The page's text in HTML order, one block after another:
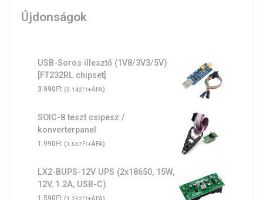
Újdonságok
USB-Soros illesztő (1V8/3V3/5V)
[FT232RL chipset]
3.990Ft (3.142Ft+ÁFA)
SOIC-8 teszt csipesz /
konverterpanel
1.990Ft (1.567Ft+ÁFA)
LX2-BUPS-12V UPS (2x18650, 15W,
12V, 1.2A, USB-C)
1.590Ft (1.252Ft+ÁFA)